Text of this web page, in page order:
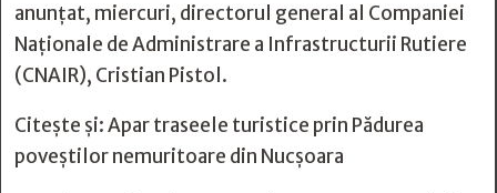
anunţat, miercuri, directorul general al Companiei
Naţionale de Administrare a Infrastructurii Rutiere
(CNAIR), Cristian Pistol.
Citește și:Apar traseele turistice prin Pădurea
poveştilor nemuritoare din Nucşoara